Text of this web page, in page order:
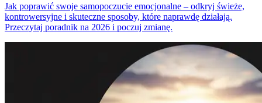
Jak poprawić swoje samopoczucie emocjonalne – odkryj świeże,
kontrowersyjne i skuteczne sposoby, które naprawdę działają.
Przeczytaj poradnik na 2026 i poczuj zmianę.